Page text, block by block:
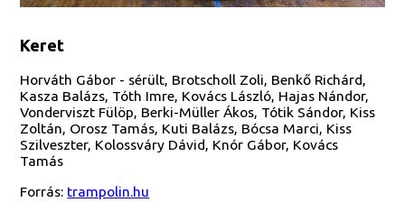
Keret
Horváth Gábor - sérült, Brotscholl Zoli, Benkő Richárd,
Kasza Balázs, Tóth Imre, Kovács László, Hajas Nándor,
Vonderviszt Fülöp, Berki-Müller Ákos, Tótik Sándor, Kiss
Zoltán, Orosz Tamás, Kuti Balázs, Bócsa Marci, Kiss
Szilveszter, Kolossváry Dávid, Knór Gábor, Kovács
Tamás
Forrás: trampolin.hu